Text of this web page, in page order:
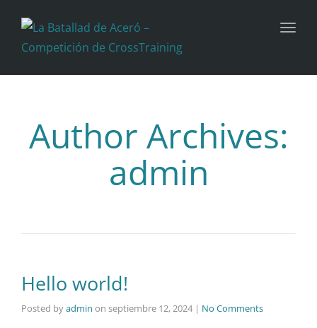
Author Archives:
admin
Hello world!
Posted byadmin on septiembre 12, 2024 | No Comments